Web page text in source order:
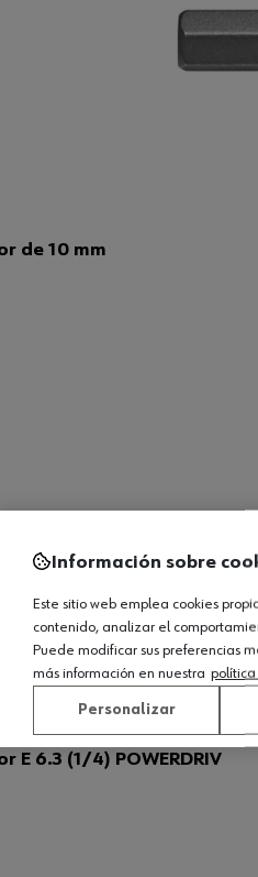
de 10 mm
6.3 (1/4) POWERDRIV
Información sobre
Este sitio web emplea cookies
contenido, analizar el
Puede modificar sus preferencias
más información en nuestra política
Personalizar